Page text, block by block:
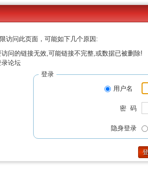
访问此页面，可能如下几个原因:
问的链接无效,可能链接不完整,或数据已被删除!
论坛
登录
用户名
密 码
隐身登录